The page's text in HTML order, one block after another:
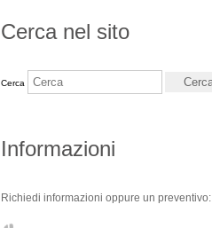
Cerca nel sito
Cerca
Informazioni
Richiedi informazioni oppure un preventivo: